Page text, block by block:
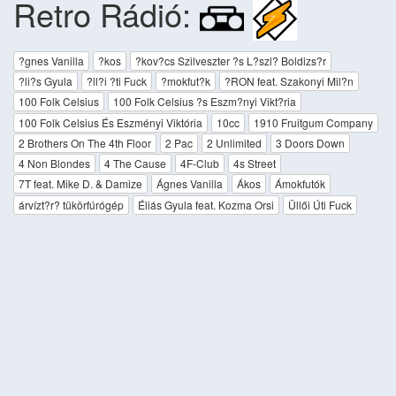
Retro Rádió:
?gnes Vanilla ?kos
?kov?cs Szilveszter ?s L?szl? Boldizs?r
?li?s Gyula
?ll?i ?ti Fuck ?mokfut?k
?RON feat. Szakonyi Mil?n
100 Folk Celsius
100 Folk Celsius ?s Eszm?nyi Vikt?ria
100 Folk Celsius És Eszményi Viktória
10cc
1910 Fruitgum Company
2 Brothers On The 4th Floor
2 Pac 2 Unlimited
3 Doors Down
4 Non Blondes
4 The Cause 4F-Club
4s Street
7T feat. Mike D. & Damize
Ágnes Vanilla Ákos
Ámokfutók
árvízt?r? tükörfúrógép
Éliás Gyula feat. Kozma Orsi Üllői Úti Fuck